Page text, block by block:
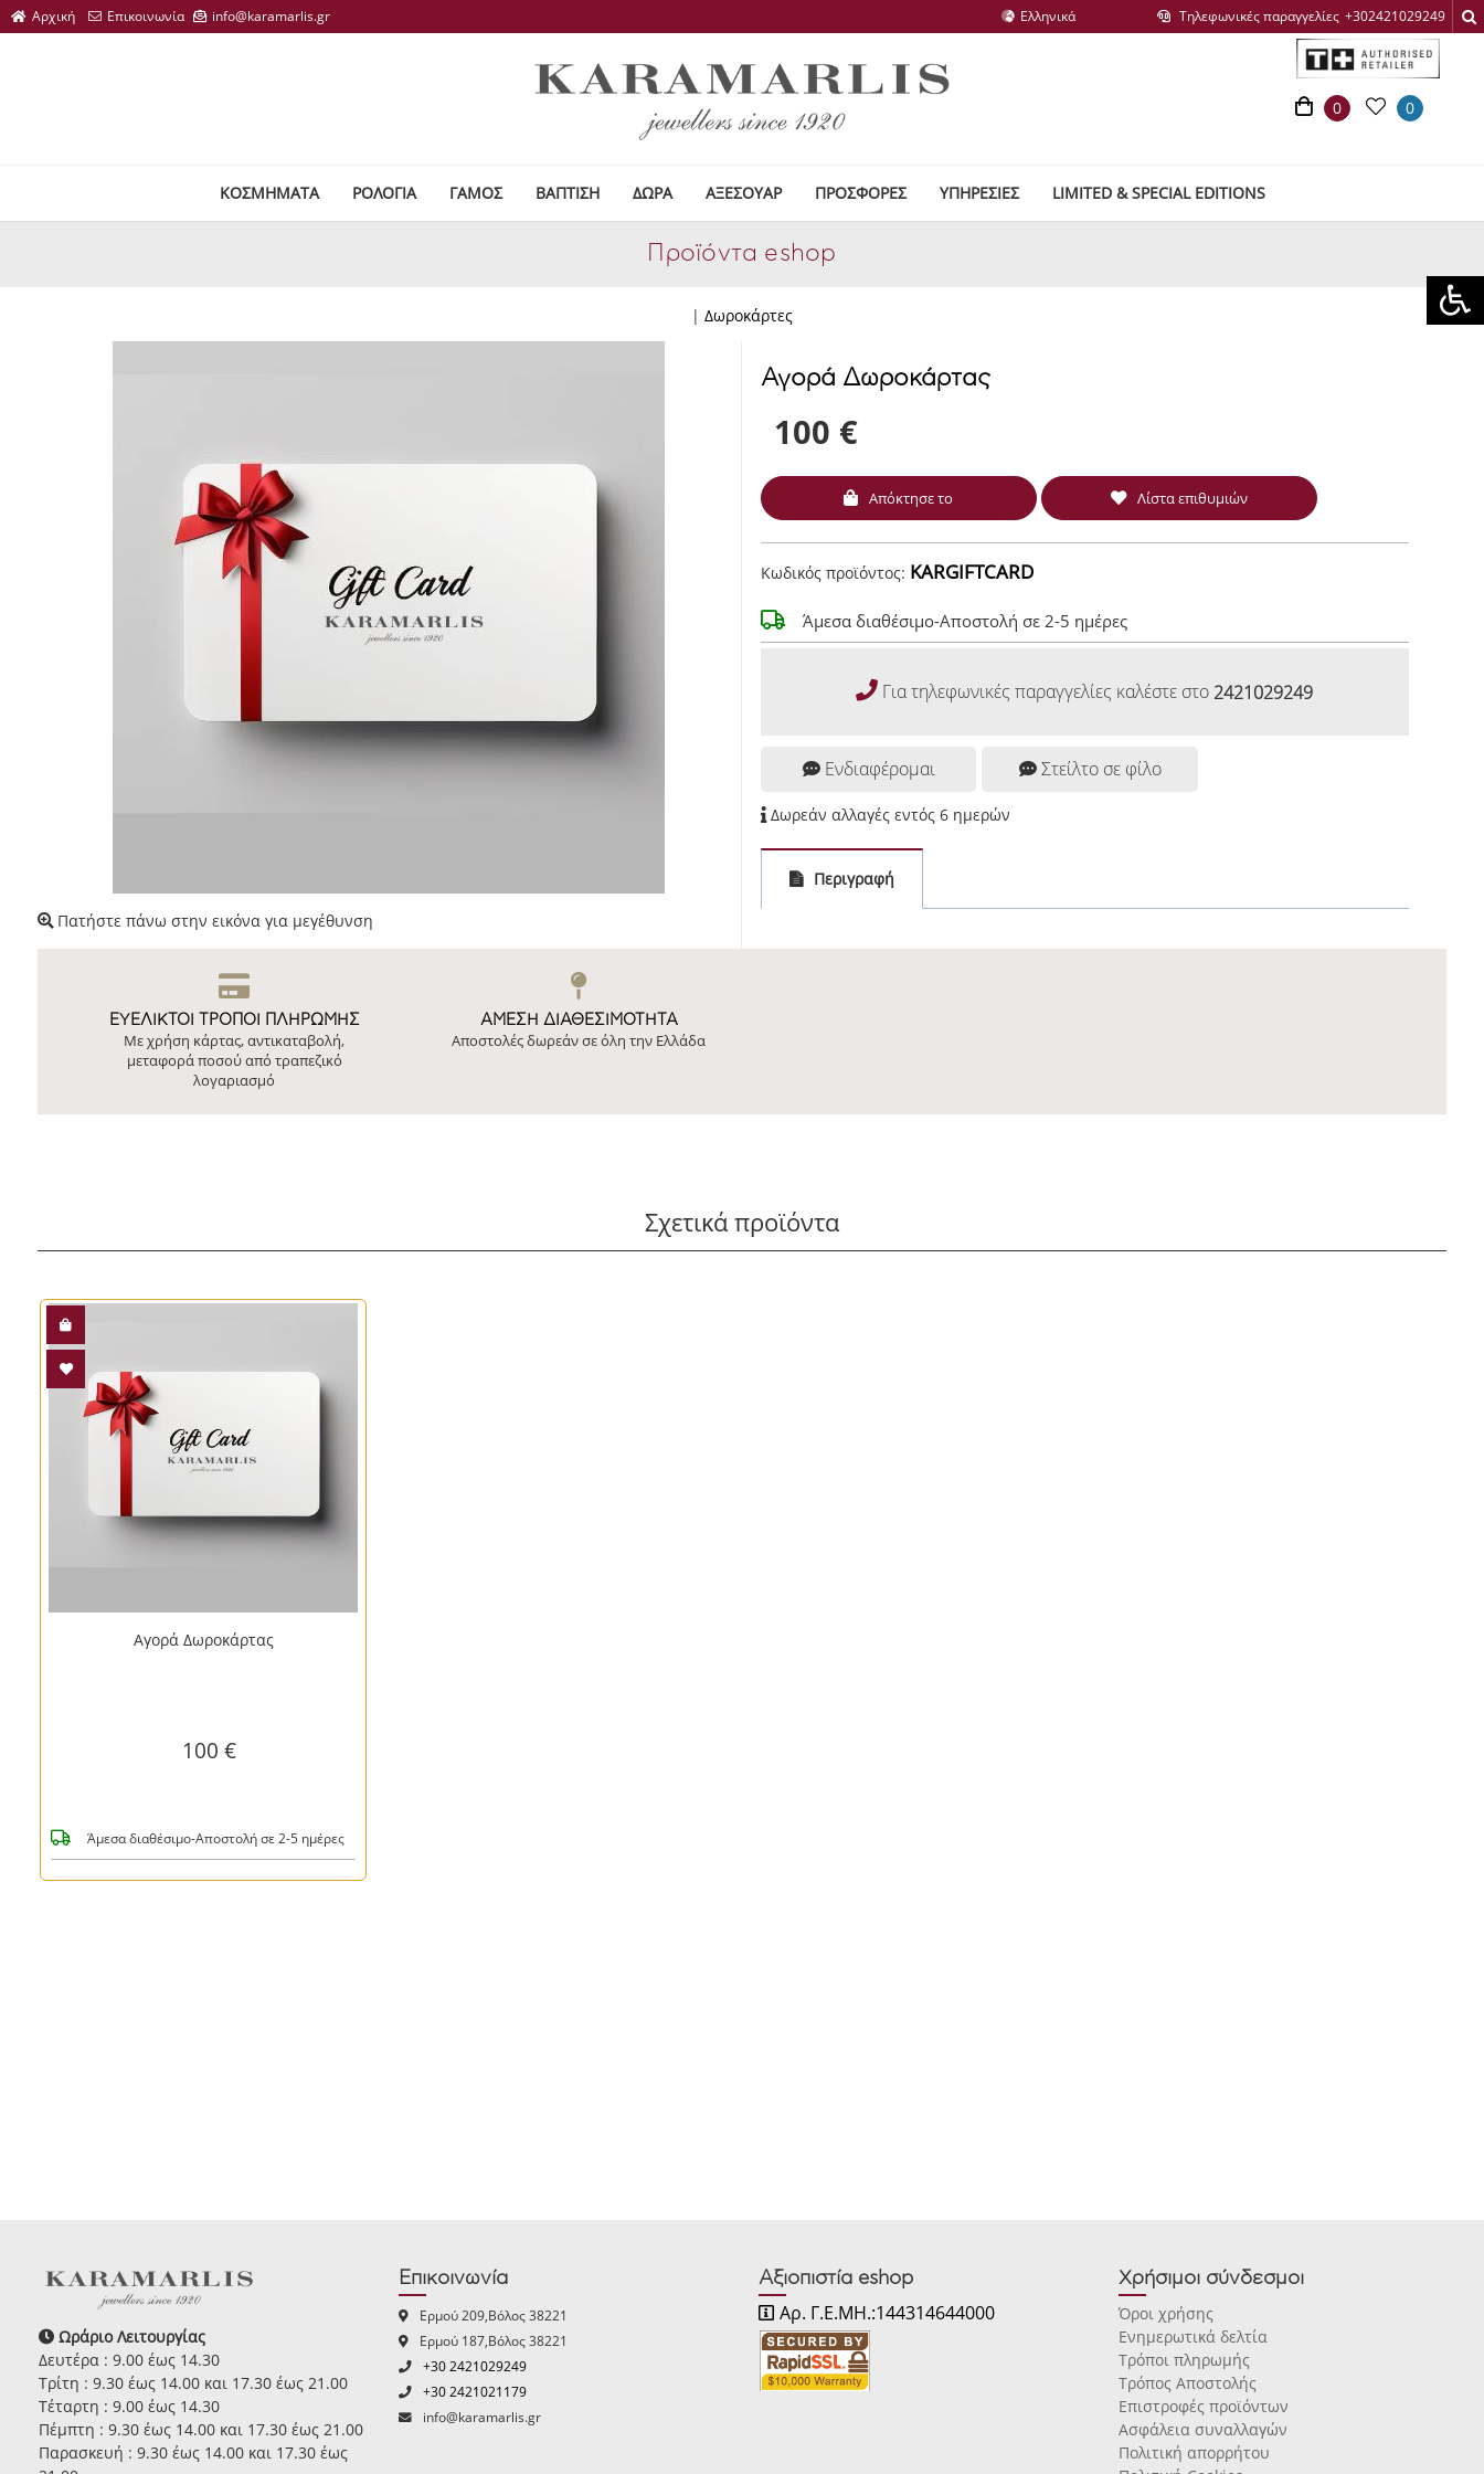
Τηλεφωνικές παραγγελίες
0 0
ΚΟΣΜΗΜΑΤΑ ΡΟΛΟΓΙΑ ΓΑΜΟΣ ΒΑΠΤΙΣΗ ΔΩΡΑ ΑΞΕΣΟΥΑΡ ΠΡΟΣΦΟΡΕΣ ΥΠΗΡΕΣΙΕΣ LIMITED & SPECIAL EDITIONS
Προϊόντα eshop
| Δωροκάρτες
Πατήστε πάνω στην εικόνα για μεγέθυνση
Αγορά Δωροκάρτας
100 €
Απόκτησε το Λίστα επιθυμιών
Κωδικός προϊόντος: KARGIFTCARD
Άμεσα διαθέσιμο-Αποστολή σε 2-5 ημέρες
Για τηλεφωνικές παραγγελίες καλέστε στο 2421029249
Ενδιαφέρομαι Στείλτο σε φίλο
Δωρεάν αλλαγές εντός 6 ημερών
Περιγραφή
ΕΥΕΛΙΚΤΟΙ ΤΡΟΠΟΙ ΠΛΗΡΩΜΗΣ
Με χρήση κάρτας, αντικαταβολή,
μεταφορά ποσού από τραπεζικό
λογαριασμό
ΆΜΕΣΗ ΔΙΑΘΕΣΙΜΌΤΗΤΑ
Αποστολές δωρεάν σε όλη την Ελλάδα
Σχετικά προϊόντα
Αγορά Δωροκάρτας
100 €
Άμεσα διαθέσιμο-Αποστολή σε 2-5 ημέρες
Ωράριο Λειτουργίας
Δευτέρα : 9.00 έως 14.30
Τρίτη : 9.30 έως 14.00 και 17.30 έως 21.00
Τέταρτη : 9.00 έως 14.30
Πέμπτη : 9.30 έως 14.00 και 17.30 έως 21.00
Παρασκευή : 9.30 έως 14.00 και 17.30 έως
Επικοινωνία
Ερμού 209,Βόλος 38221
Ερμού 187,Βόλος 38221
+30 2421029249
+30 2421021179
info@karamarlis.gr
Αξιοπιστία eshop
Αρ. Γ.Ε.ΜΗ.:144314644000
Χρήσιμοι σύνδεσμοι
Όροι χρήσης
Ενημερωτικά δελτία
Τρόποι πληρωμής
Τρόπος Αποστολής
Επιστροφές προϊόντων
Ασφάλεια συναλλαγών
Πολιτική απορρήτου